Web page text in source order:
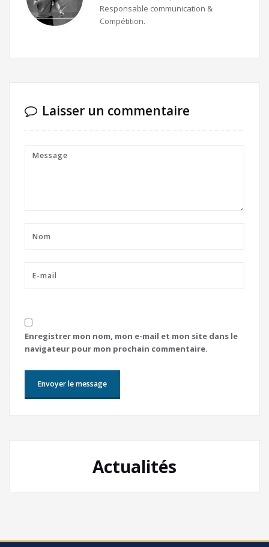
Responsable communication &
Compétition.
Laisser un commentaire
Enregistrer mon nom, mon e-mail et mon site dans le
navigateur pour mon prochain commentaire.
Actualités